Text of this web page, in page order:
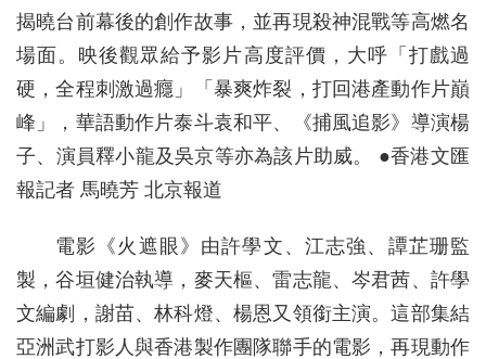
揭曉台前幕後的創作故事，並再現殺神混戰等高燃名
場面。映後觀眾給予影片高度評價，大呼「打戲過
硬，全程刺激過癮」「暴爽炸裂，打回港產動作片巔
峰」，華語動作片泰斗袁和平、《捕風追影》導演楊
子、演員釋小龍及吳京等亦為該片助威。 ●香港文匯
報記者 馬曉芳 北京報道
電影《火遮眼》由許學文、江志強、譚芷珊監
製，谷垣健治執導，麥天樞、雷志龍、岑君茜、許學
文編劇，謝苗、林科燈、楊恩又領銜主演。這部集結
亞洲武打影人與香港製作團隊聯手的電影，再現動作